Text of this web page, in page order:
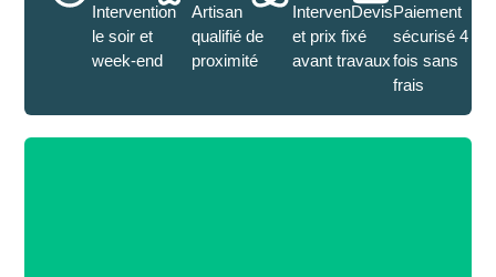
Intervention
le soir et
week-end
Artisan
qualifié de
proximité
IntervenDevis
et prix fixé
avant travaux
Paiement
sécurisé 4
fois sans
frais